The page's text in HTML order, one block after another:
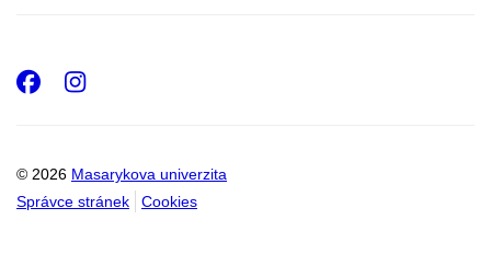
© 2026 Masarykova univerzita
Správce stránek
Cookies
Facebook
Instagram